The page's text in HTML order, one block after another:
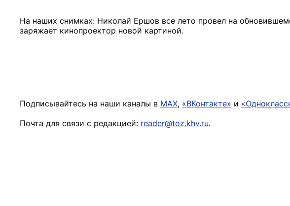
На наших снимках: Николай Ершов все лето провел на
заряжает кинопроектор новой картиной.
Подписывайтесь на наши каналы в MAX, «ВКонтакте» и
Почта для связи с редакцией: reader@toz.khv.ru.